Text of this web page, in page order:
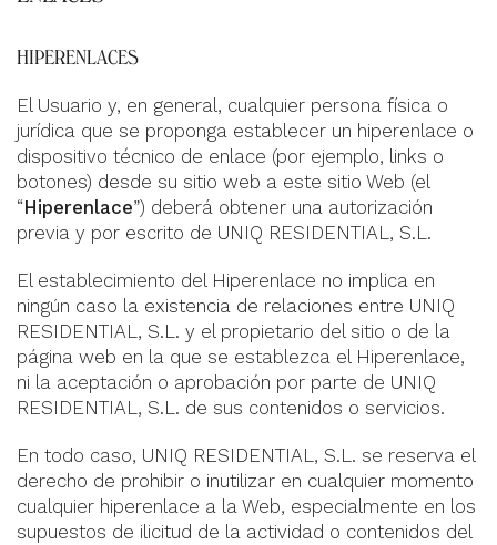
HIPERENLACES
El Usuario y, en general, cualquier persona física o
jurídica que se proponga establecer un hiperenlace o
dispositivo técnico de enlace (por ejemplo, links o
botones) desde su sitio web a este sitio Web (el
“Hiperenlace”) deberá obtener una autorización
previa y por escrito de UNIQ RESIDENTIAL, S.L.
El establecimiento del Hiperenlace no implica en
ningún caso la existencia de relaciones entre UNIQ
RESIDENTIAL, S.L. y el propietario del sitio o de la
página web en la que se establezca el Hiperenlace,
ni la aceptación o aprobación por parte de UNIQ
RESIDENTIAL, S.L. de sus contenidos o servicios.
En todo caso, UNIQ RESIDENTIAL, S.L. se reserva el
derecho de prohibir o inutilizar en cualquier momento
cualquier hiperenlace a la Web, especialmente en los
supuestos de ilicitud de la actividad o contenidos del